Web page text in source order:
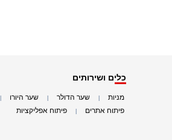
כלים ושירותים
מניות שער הדולר שער היורו
פיתוח אתרים פיתוח אפליקציות